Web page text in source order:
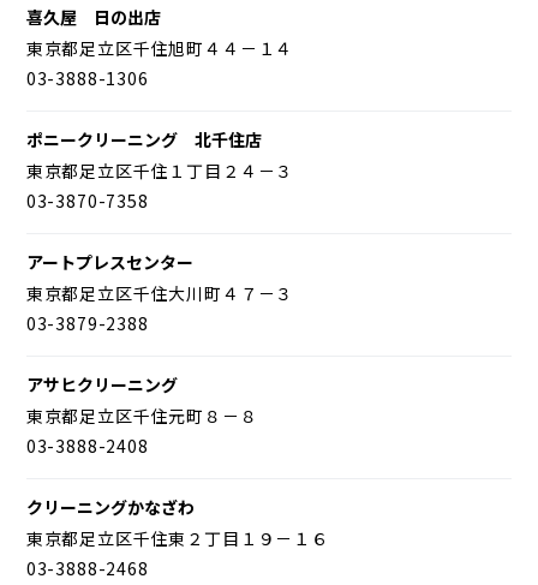
喜久屋 日の出店
東京都足立区千住旭町４４－１４
03-3888-1306
ポニークリーニング 北千住店
東京都足立区千住１丁目２４－３
03-3870-7358
アートプレスセンター
東京都足立区千住大川町４７－３
03-3879-2388
アサヒクリーニング
東京都足立区千住元町８－８
03-3888-2408
クリーニングかなざわ
東京都足立区千住東２丁目１９－１６
03-3888-2468